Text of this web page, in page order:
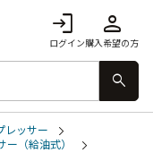
login
ログイン
person
購入希望の方
search
レッサー
ー（給油式）